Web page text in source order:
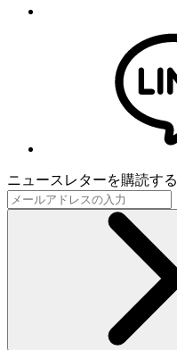
ニュースレターを購読する